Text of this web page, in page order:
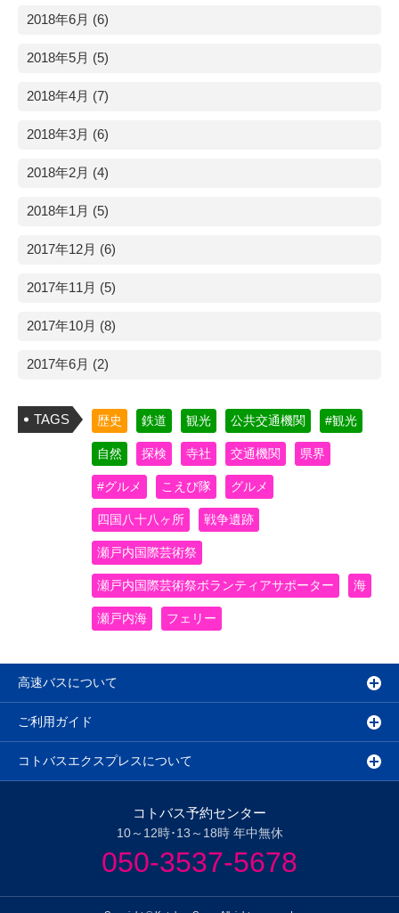
2018年6月 (6)
2018年5月 (5)
2018年4月 (7)
2018年3月 (6)
2018年2月 (4)
2018年1月 (5)
2017年12月 (6)
2017年11月 (5)
2017年10月 (8)
2017年6月 (2)
TAGS 歴史 鉄道 観光 公共交通機関 #観光
自然 探検 寺社 交通機関 県界
#グルメ こえび隊 グルメ
四国八十八ヶ所 戦争遺跡
瀬戸内国際芸術祭
瀬戸内国際芸術祭ボランティアサポーター 海
瀬戸内海 フェリー
高速バスについて
ご利用ガイド
コトバスエクスプレスについて
コトバス予約センター
10～12時･13～18時 年中無休
050-3537-5678